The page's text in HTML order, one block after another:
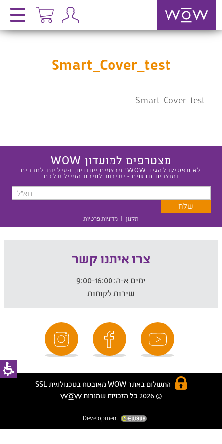
Smart_Cover_test
Smart_Cover_test
מצטרפים למועדון WOW
לא תפסיקו להגיד WOW! מבצעים ייחודים, פעילויות לחברים
ומוצרים חדשים - ישירות לתיבת המייל שלכם
תקנון | מדיניות פרטיות
צרו איתנו קשר
ימים א-ה:
שירות לקוחות
התשלום באתר WOW מאובטח בטכנולוגית SSL
© 2026 כל הזכויות שמורות
Development: